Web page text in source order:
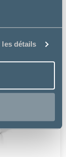
détails